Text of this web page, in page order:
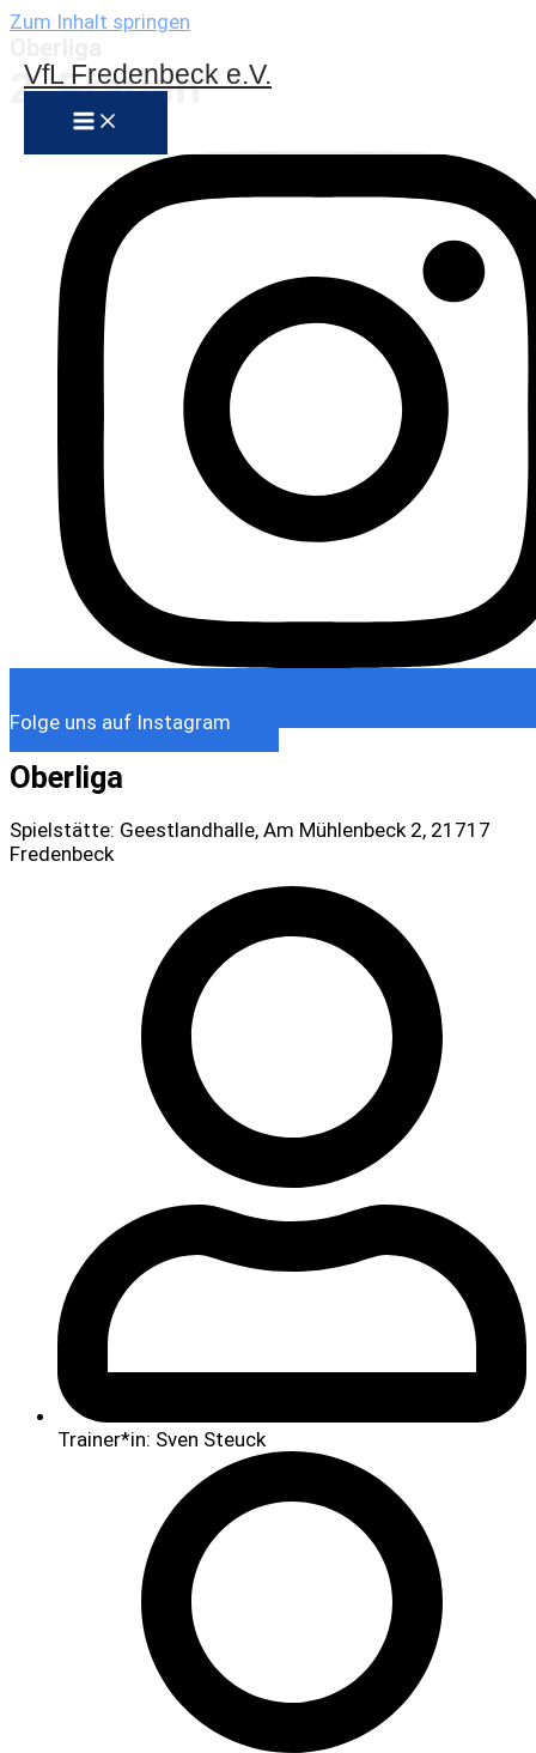
Zum Inhalt springen
VfL Fredenbeck e.V.
2. Frauen
Folge uns auf Instagram
Oberliga
Spielstätte: Geestlandhalle, Am Mühlenbeck 2, 21717
Fredenbeck
Trainer*in: Sven Steuck